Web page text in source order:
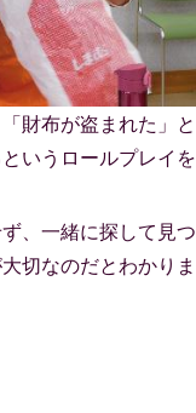
財布が盗まれた」と
いうロールプレイを
、一緒に探して見つ
切なのだとわかりま